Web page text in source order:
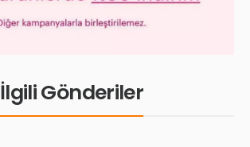
İlgili Gönderiler